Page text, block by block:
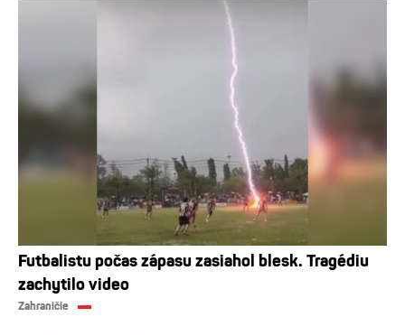
Futbalistu počas zápasu zasiahol blesk. Tragédiu
zachytilo video
Zahraničie